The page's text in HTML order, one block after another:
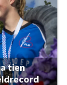
tien